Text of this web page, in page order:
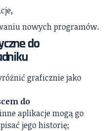
nowych programów.
do
graficznie jako
do
aplikacje mogą go
jego historię;